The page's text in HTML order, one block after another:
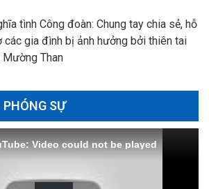
tình Công đoàn: Chung tay chia sẻ, hỗ
các gia đình bị ảnh hưởng bởi thiên tai
Mường Than
PHÓNG SỰ
Video could not be played